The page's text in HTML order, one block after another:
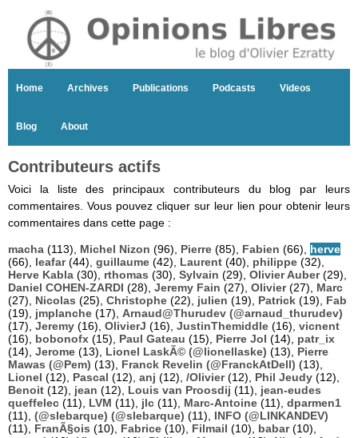
Home Archives Publications Podcasts Videos
Blog About
Contributeurs actifs
Voici la liste des principaux contributeurs du blog par leurs
commentaires. Vous pouvez cliquer sur leur lien pour obtenir leurs
commentaires dans cette page :
macha (113), Michel Nizon (96), Pierre (85), Fabien (66), herve
(66), leafar(44), guillaume (42), Laurent (40), philippe (32),
Herve Kabla (30), rthomas (30), Sylvain (29), Olivier Auber(29),
Daniel COHEN-ZARDI (28), Jeremy Fain (27), Olivier(27), Marc
(27), Nicolas (25), Christophe (22), julien (19), Patrick (19), Fab
(19), jmplanche (17), Arnaud@Thurudev (@arnaud_thurudev)
(17), Jeremy (16), OlivierJ (16), JustinThemiddle (16), vicnent
(16), bobonofx (15), Paul Gateau (15), Pierre Jol (14), patr_ix
(14), Jerome (13), Lionel LaskÃ© (@lionellaske) (13), Pierre
Mawas (@Pem) (13), Franck Revelin (@FranckAtDell) (13),
Lionel (12), Pascal (12), anj (12), /Olivier(12), Phil Jeudy (12),
Benoit (12), jean (12), Louis van Proosdij (11), jean-eudes
queffelec (11), LVM (11), jlc (11), Marc-Antoine (11), dparmen1
(11), (@slebarque) (@slebarque) (11), INFO (@LINKANDEV)
(11), FranÃ§ois (10), Fabrice (10), Filmail (10), babar(10),